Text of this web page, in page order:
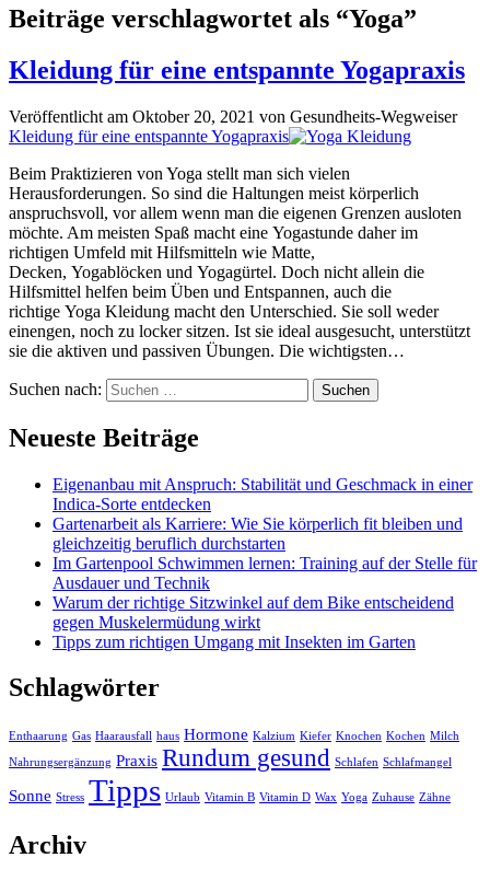
Beiträge verschlagwortet als “Yoga”
Kleidung für eine entspannte Yogapraxis
Veröffentlicht am Oktober 20, 2021 von Gesundheits-Wegweiser
Kleidung für eine entspannte Yogapraxis
Beim Praktizieren von Yoga stellt man sich vielen
Herausforderungen. So sind die Haltungen meist körperlich
anspruchsvoll, vor allem wenn man die eigenen Grenzen ausloten
möchte. Am meisten Spaß macht eine Yogastunde daher im
richtigen Umfeld mit Hilfsmitteln wie Matte,
Decken, Yogablöcken und Yogagürtel. Doch nicht allein die
Hilfsmittel helfen beim Üben und Entspannen, auch die
richtige Yoga Kleidung macht den Unterschied. Sie soll weder
einengen, noch zu locker sitzen. Ist sie ideal ausgesucht, unterstützt
sie die aktiven und passiven Übungen. Die wichtigsten…
Suchen nach:
Neueste Beiträge
Eigenanbau mit Anspruch: Stabilität und Geschmack in einer
Indica-Sorte entdecken
Gartenarbeit als Karriere: Wie Sie körperlich fit bleiben und
gleichzeitig beruflich durchstarten
Im Gartenpool Schwimmen lernen: Training auf der Stelle für
Ausdauer und Technik
Warum der richtige Sitzwinkel auf dem Bike entscheidend
gegen Muskelermüdung wirkt
Tipps zum richtigen Umgang mit Insekten im Garten
Schlagwörter
Enthaarung Gas Haarausfall haus Hormone Kalzium Kiefer Knochen Kochen Milch
Nahrungsergänzung Praxis Rundum gesund Schlafen Schlafmangel
Sonne Stress Tipps Urlaub Vitamin B Vitamin D Wax Yoga Zuhause Zähne
Archiv